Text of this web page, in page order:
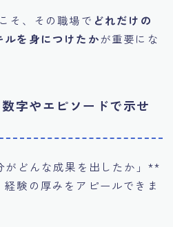
そ、その職場で どれだけの
を身につけたかが重要にな
字やエピソードで示せ
どんな成果を出したか」**
験の厚みをアピールできま